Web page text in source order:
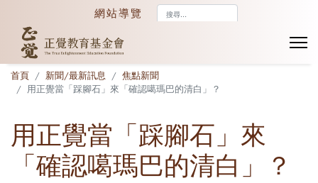
網站導覽
首頁 新聞/最新訊息
焦點新聞
用正覺當「踩腳石」來「確認噶瑪巴的清白」？
用正覺當「踩腳石」來
「確認噶瑪巴的清白」？